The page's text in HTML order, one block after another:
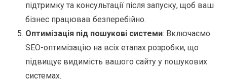
підтримку та консультації після запуску, щоб ваш
бізнес працював безперебійно.
Оптимізація під пошукові системи: Включаємо
SEO-оптимізацію на всіх етапах розробки, що
підвищує видимість вашого сайту у пошукових
системах.